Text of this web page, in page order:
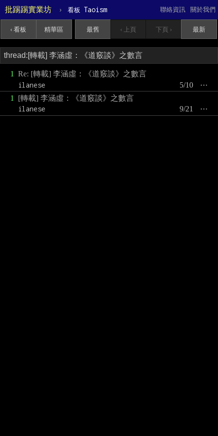
批踢踢實業坊 › 看板 Taoism 關於我們
聯絡資訊
‹ 看板 精華區 最舊 ‹ 上頁 下頁 › 最新
1
Re: [轉載] 李涵虛：《道竅談》之數言
ilanese
⋯
5/10
1
[轉載] 李涵虛：《道竅談》之數言
ilanese
⋯
9/21